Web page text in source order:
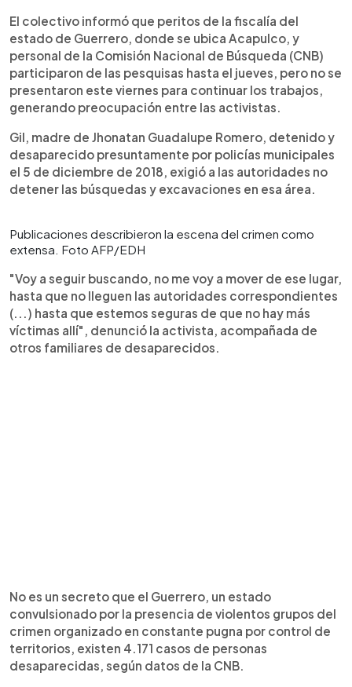
El colectivo informó que peritos de la fiscalía del
estado de Guerrero, donde se ubica Acapulco, y
personal de la Comisión Nacional de Búsqueda (CNB)
participaron de las pesquisas hasta el jueves, pero no se
presentaron este viernes para continuar los trabajos,
generando preocupación entre las activistas.
Gil, madre de Jhonatan Guadalupe Romero, detenido y
desaparecido presuntamente por policías municipales
el 5 de diciembre de 2018, exigió a las autoridades no
detener las búsquedas y excavaciones en esa área.
Publicaciones describieron la escena del crimen como
extensa. Foto AFP/EDH
"Voy a seguir buscando, no me voy a mover de ese lugar,
hasta que no lleguen las autoridades correspondientes
(...) hasta que estemos seguras de que no hay más
víctimas allí", denunció la activista, acompañada de
otros familiares de desaparecidos.
No es un secreto que el Guerrero, un estado
convulsionado por la presencia de violentos grupos del
crimen organizado en constante pugna por control de
territorios, existen 4.171 casos de personas
desaparecidas, según datos de la CNB.